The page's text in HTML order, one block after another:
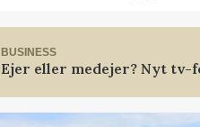
BUSINESS
Ejer eller medejer? Nyt